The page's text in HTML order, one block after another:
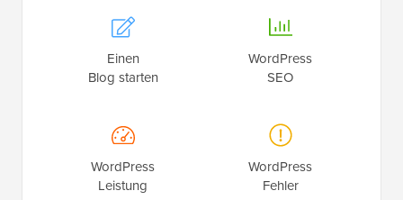
Einen
Blog starten
WordPress
SEO
WordPress
Leistung
WordPress
Fehler